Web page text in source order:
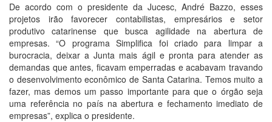
De acordo com o presidente da Jucesc, André Bazzo, esses
projetos irão favorecer contabilistas, empresários e setor
produtivo catarinense que busca agilidade na abertura de
empresas. “O programa Simplifica foi criado para limpar a
burocracia, deixar a Junta mais ágil e pronta para atender as
demandas que antes, ficavam emperradas e acabavam travando
o desenvolvimento econômico de Santa Catarina. Temos muito a
fazer, mas demos um passo importante para que o órgão seja
uma referência no país na abertura e fechamento imediato de
empresas”, explica o presidente.